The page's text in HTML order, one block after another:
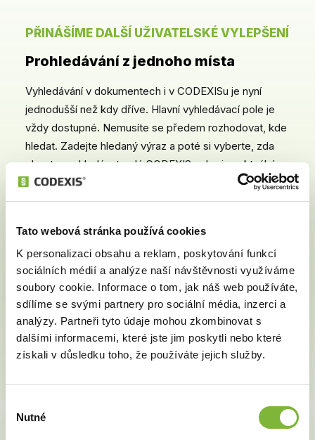
Tato webová stránka používá cookies
K personalizaci obsahu a reklam, poskytování funkcí
sociálních médií a analýze naší návštěvnosti využíváme
soubory cookie. Informace o tom, jak náš web používáte,
sdílíme se svými partnery pro sociální média, inzerci a
analýzy. Partneři tyto údaje mohou zkombinovat s
dalšími informacemi, které jste jim poskytli nebo které
získali v důsledku toho, že používáte jejich služby.
souhlasu
Nutné
PŘINÁŠÍME DALŠÍ UŽIVATELSKÉ VYLEPŠENÍ
Prohledávání z jednoho místa
Vyhledávání v dokumentech i v CODEXISu je nyní
jednodušší než kdy dříve. Hlavní vyhledávací pole je
vždy dostupné. Nemusíte se předem rozhodovat, kde
hledat. Zadejte hledaný výraz a poté si vyberte, zda
chcete prohledávat celý CODEXIS nebo jen aktuální
dokument.
Stáhněte si náš CODEXIS prohlížeč.